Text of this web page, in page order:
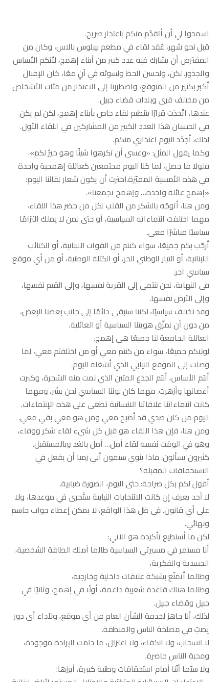
اسمحوا لي أن أتقدّم منكم باعتذار صريح.
قبل نحو شهر، عُقد لقاء في مطعم بيبلوس بالاس، وكان من
المفترض أن يشارك فيه عدد كبير من أبناء إهمج، لأنكم الأساس
والجذور. لكن، ولحسن الحظ ولسوئه في آنٍ معًا، كان الإقبال
أكبر بكثير من المتوقع، واضطررنا إلى الاعتذار من مئات الأشخاص
من مختلف قرى وبلدات قضاء جبيل.
عندها، اتّخذت قرارًا بتنظيم لقاء خاص بأبناء إهمج، لكن لم يكن
في الحسبان هذا العدد الكبير من المشاركين في اللقاء الأول.
لذلك، أجدّد اليوم اعتذاري منكم.
وكما يقول المثل: «وعسى أن تكرهوا شيئًا وهو خيرٌ لكم».
فلولا ما حصل، لما كنا اليوم مجتمعين كعائلة إهمجية واحدة
في هذه الأمسية المميّزة.اخترت أن يكون شعار لقائنا اليوم:
«إهمج عائلة واحدة… وإهمج تجمعنا».
ومن هنا، أتوجّه بالشكر من القلب لكل من حضر هذا اللقاء،
مهما اختلفت انتماءاته السياسية، أو حتى لمن لا يملك التزامًا
سياسيًا مباشرًا معي.
أرحّب بكم جميعًا، سواء كنتم من القوات اللبنانية، أو الكتائب
اللبنانية، أو التيار الوطني الحر، أو الكتلة الوطنية، أو من أي موقع
سياسي آخر.
في النهاية، نحن ننتمي إلى القرية نفسها، وإلى القيم نفسها،
وإلى الأرض نفسها.
وقد نختلف سياسيًا، لكننا سنبقى دائمًا إلى جانب بعضنا البعض،
من دون أن نمزّق هويتنا السياسية أو العائلية.
العائلة الجامعة لنا جميعًا هي إهمج.
لولاكم جميعًا، سواء من كنتم معي أو من اختلفتم معي، لما
وصلت إلى الموقع النيابي الذي أشغله اليوم.
أنتم الأساس، أنتم الجذع المتين الذي نمت منه الشجرة، وكبرت
أغصانها وأزهرت. مهما كان لوننا السياسي نحن بشر، ومهما
كانت انتماءاتنا علاقاتنا الانسانية تطغى على هذه الإنتماءات.
اليوم من كان ضدي قد أصبح معي ومن هو معي بقي معي.
ومن هنا، فإن هذا اللقاء هو قبل كل شيء لقاء شكر ووفاء،
وهو في الوقت نفسه لقاء أمل… أمل بالغد وبالمستقبل.
كثيرون يسألون: ماذا ينوي سيمون أبي رميا أن يفعل في
الاستحقاقات المقبلة؟
أقول لكم بكل صراحة: حتى اليوم، الصورة ضبابية.
لا أحد يعرف إن كانت الانتخابات النيابية ستُجرى في موعدها، ولا
على أي قانون. في ظل هذا الواقع، لا يمكن إعطاء جواب حاسم
ونهائي.
لكن ما أستطيع تأكيده هو الآتي:
أنا مستمر في مسيرتي السياسية طالما أملك الطاقة الشخصية،
الجسدية والفكرية،
وطالما أتمتّع بشبكة علاقات داخلية وخارجية،
وطالما هناك قاعدة شعبية داعمة، أولًا في إهمج، وثانيًا في
جبيل وقضاء جبيل.
لذلك، أنا جاهز لخدمة الشأن العام من أي موقع، ولآداء أي دور
يصبّ في مصلحة الناس والمنطقة.
لا انسحاب، ولا انكفاء، ولا اعتزال، ما دامت الإرادة موجودة،
ومحبة الناس حاضرة.
ولا سيّما أنّنا أمام استحقاقات وطنية كبيرة، أبرزها: